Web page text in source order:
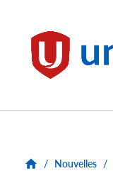
Unifor
/ Nouvelles /